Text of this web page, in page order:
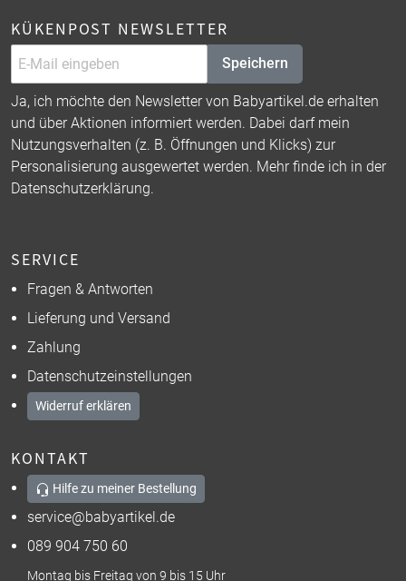
KÜKENPOST NEWSLETTER
Speichern
Ja, ich möchte den Newsletter von Babyartikel.de erhalten
und über Aktionen informiert werden. Dabei darf mein
Nutzungsverhalten (z. B. Öffnungen und Klicks) zur
Personalisierung ausgewertet werden. Mehr finde ich in der
Datenschutzerklärung.
SERVICE
Fragen & Antworten
Lieferung und Versand
Zahlung
Datenschutzeinstellungen
Widerruf erklären
KONTAKT
Hilfe zu meiner Bestellung
service@babyartikel.de
089 904 750 60
Montag bis Freitag von 9 bis 15 Uhr